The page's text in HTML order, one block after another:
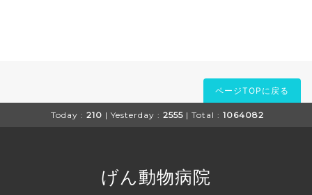
ページTOPに戻る
Today : 210 | Yesterday : 2555 | Total : 1064082
げん動物病院